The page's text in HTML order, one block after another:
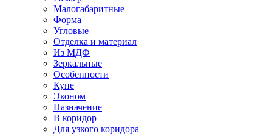
Малогабаритные
Форма
Угловые
Отделка и материал
Из МДФ
Зеркальные
Особенности
Купе
Эконом
Назначение
В коридор
Для узкого коридора